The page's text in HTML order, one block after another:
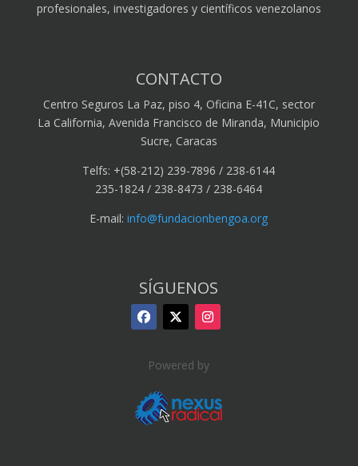
profesionales, investigadores y científicos venezolanos
CONTACTO
Centro Seguros La Paz, piso 4, Oficina E-41C, sector
La California, Avenida Francisco de Miranda, Municipio
Sucre, Caracas
Telfs: +(58-212) 239-7896 / 238-6144
235-1824 / 238-8473 / 238-6464
E-mail:info@fundacionbengoa.org
SÍGUENOS
Powered by